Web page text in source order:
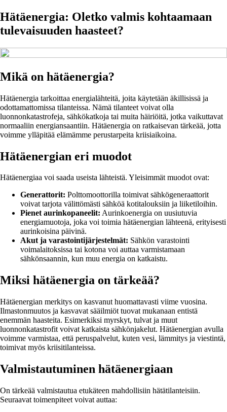
Hätäenergia: Oletko valmis kohtaamaan
tulevaisuuden haasteet?
Mikä on hätäenergia?
Hätäenergia tarkoittaa energialähteitä, joita käytetään äkillisissä ja
odottamattomissa tilanteissa. Nämä tilanteet voivat olla
luonnonkatastrofeja, sähkökatkoja tai muita häiriöitä, jotka vaikuttavat
normaaliin energiansaantiin. Hätäenergia on ratkaisevan tärkeää, jotta
voimme ylläpitää elämämme perustarpeita kriisiaikoina.
Hätäenergian eri muodot
Hätäenergiaa voi saada useista lähteistä. Yleisimmät muodot ovat:
Generattorit: Polttomoottorilla toimivat sähkögeneraattorit
voivat tarjota välittömästi sähköä kotitalouksiin ja liiketiloihin.
Pienet aurinkopaneelit: Aurinkoenergia on uusiutuvia
energiamuotoja, joka voi toimia hätäenergian lähteenä, erityisesti
aurinkoisina päivinä.
Akut ja varastointijärjestelmät: Sähkön varastointi
voimalaitoksissa tai kotona voi auttaa varmistamaan
sähkönsaannin, kun muu energia on katkaistu.
Miksi hätäenergia on tärkeää?
Hätäenergian merkitys on kasvanut huomattavasti viime vuosina.
Ilmastonmuutos ja kasvavat sääilmiöt tuovat mukanaan entistä
enemmän haasteita. Esimerkiksi myrskyt, tulvat ja muut
luonnonkatastrofit voivat katkaista sähkönjakelut. Hätäenergian avulla
voimme varmistaa, että peruspalvelut, kuten vesi, lämmitys ja viestintä,
toimivat myös kriisitilanteissa.
Valmistautuminen hätäenergiaan
On tärkeää valmistautua etukäteen mahdollisiin hätätilanteisiin.
Seuraavat toimenpiteet voivat auttaa: